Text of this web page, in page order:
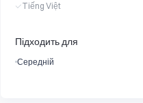
Tiếng Việt
Підходить для
Середній